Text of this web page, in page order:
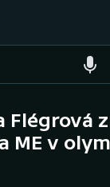
Flégrová
ME v